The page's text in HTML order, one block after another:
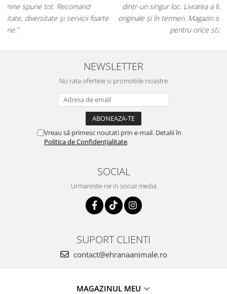
dintr-un singur loc. Livrarea a fost rapidă, iar produsele au fost
originale și în termen. Magazin serios, bine organizat și foarte util
NEWSLETTER
Nu rata ofertele si promotiile noastre
Vreau să primesc noutati prin e-mail. Detalii în
Politica de Confidențialitate.
SOCIAL
Urmareste-ne in social media
SUPORT CLIENTI
contact@ehranaanimale.ro
MAGAZINUL MEU